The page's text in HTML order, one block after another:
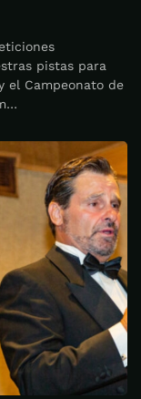
pistas para
el Campeonato de